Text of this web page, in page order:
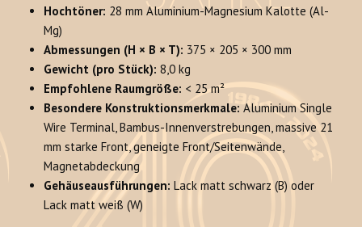
Hochtöner: 28 mm Aluminium-Magnesium Kalotte (Al-
Mg)
Abmessungen (H × B × T): 375 × 205 × 300 mm
Gewicht (pro Stück): 8,0 kg
Empfohlene Raumgröße: < 25 m²
Besondere Konstruktionsmerkmale: Aluminium Single
Wire Terminal, Bambus-Innenverstrebungen, massive 21
mm starke Front, geneigte Front/Seitenwände,
Magnetabdeckung
Gehäuseausführungen: Lack matt schwarz (B) oder
Lack matt weiß (W)